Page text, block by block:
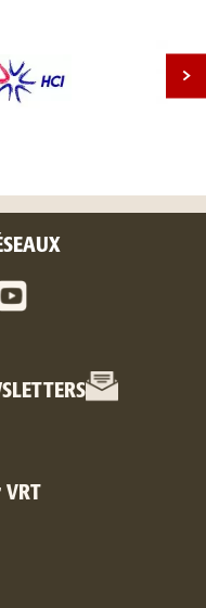
VRT